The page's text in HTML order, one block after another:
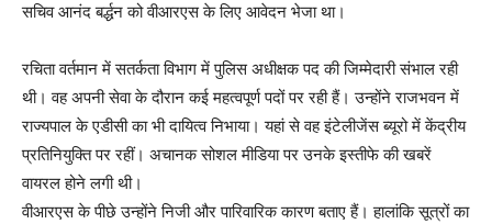
सचिव आनंद बर्द्धन को वीआरएस के लिए आवेदन भेजा था।
रचिता वर्तमान में सतर्कता विभाग में पुलिस अधीक्षक पद की जिम्मेदारी संभाल रही
थी। वह अपनी सेवा के दौरान कई महत्वपूर्ण पदों पर रही हैं। उन्होंने राजभवन में
राज्यपाल के एडीसी का भी दायित्व निभाया। यहां से वह इंटेलीजेंस ब्यूरो में केंद्रीय
प्रतिनियुक्ति पर रहीं। अचानक सोशल मीडिया पर उनके इस्तीफे की खबरें
वायरल होने लगी थी।
वीआरएस के पीछे उन्होंने निजी और पारिवारिक कारण बताए हैं। हालांकि सूत्रों का